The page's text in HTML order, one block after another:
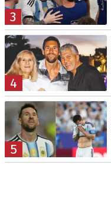
3
4
5